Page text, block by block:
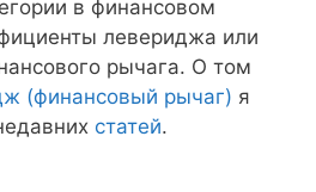
в финансовом
левериджа или
рычага. О том
(финансовый рычаг) я
статей.